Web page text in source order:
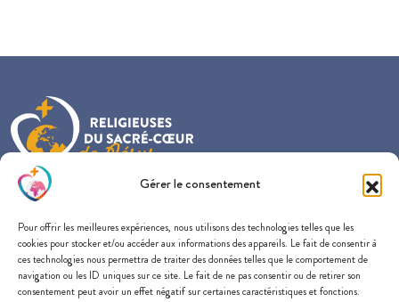
Gérer le consentement
Pour offrir les meilleures expériences, nous utilisons des technologies telles que les
cookies pour stocker et/ou accéder aux informations des appareils. Le fait de consentir à
ces technologies nous permettra de traiter des données telles que le comportement de
navigation ou les ID uniques sur ce site. Le fait de ne pas consentir ou de retirer son
consentement peut avoir un effet négatif sur certaines caractéristiques et fonctions.
57 rue du Docteur Edmond Locard
69005 Lyon